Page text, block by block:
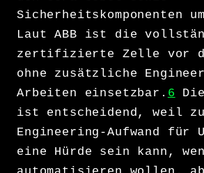
Sicherheitskomponenten
Laut ABB ist die
zertifizierte Zelle vor
ohne zusätzliche
Arbeiten einsetzbar. 6
ist entscheidend, weil
Engineering-Aufwand für
eine Hürde sein kann,